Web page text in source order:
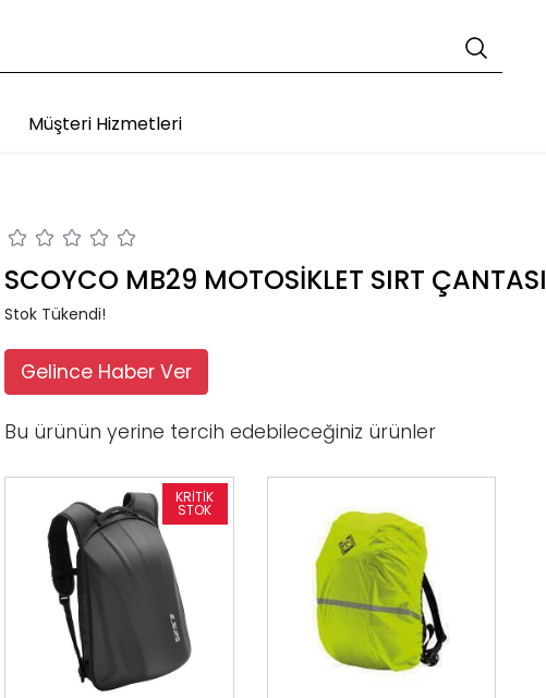
Müşteri Hizmetleri
SCOYCO MB29 MOTOSİKLET SIRT ÇANTASI
Stok Tükendi!
Gelince Haber Ver
Bu ürünün yerine tercih edebileceğiniz ürünler